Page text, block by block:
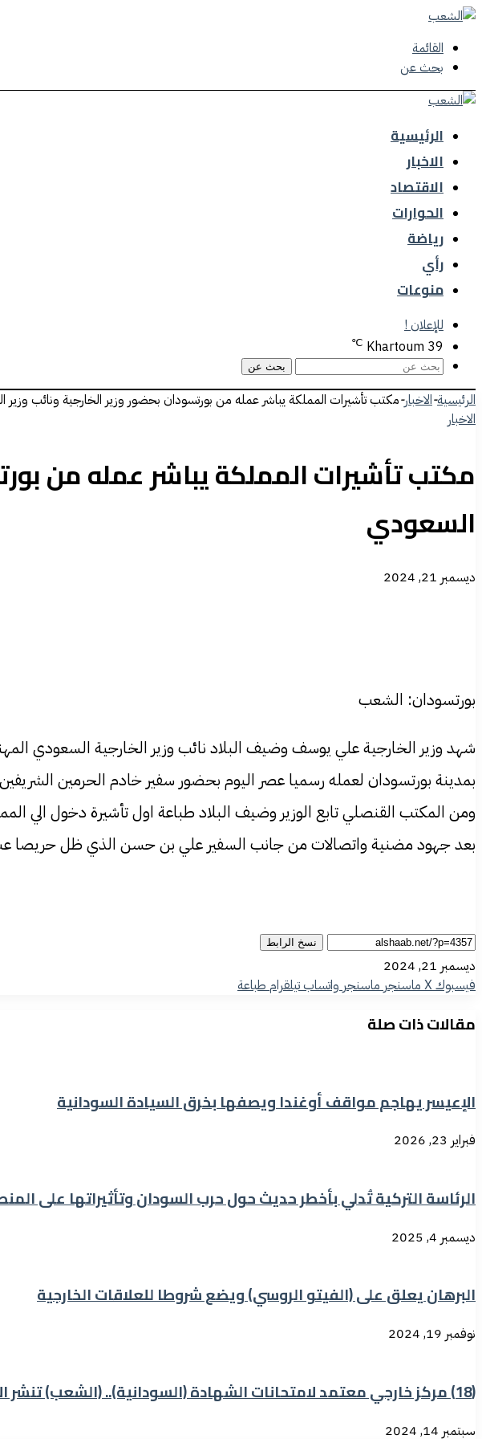
القائمة
بحث عن
الرئيسية
الاخبار
الاقتصاد
الحوارات
رياضة
رأي
منوعات
للإعلان !
Khartoum 39
℃
بحث عن
الرئيسية-الاخبار-مكتب تأشيرات المملكة يباشر عمله من بورتسودان بحضور وزير الخارجية ونائب وزير
الاخبار
مكتب تأشيرات المملكة يباشر عمله من
السعودي
ديسمبر 21, 2024
بورتسودان: الشعب
شهد وزير الخارجية علي يوسف وضيف البلاد نائب وزير الخارجية السعودي
بمدينة بورتسودان لعمله رسميا عصر اليوم بحضور سفير خادم الحرمين
ومن المكتب القنصلي تابع الوزير وضيف البلاد طباعة اول تأشيرة دخول الي
بعد جهود مضنية واتصالات من جانب السفير علي بن حسن الذي ظل حريصا
نسخ الرابط
ديسمبر 21, 2024
فيسبوك‫Xماسنجر ماسنجر واتسابتيلقرامطباعة
مقالات ذات صلة
الإعيسر يهاجم مواقف أوغندا ويصفها بخرق السيادة السودانية
فبراير 23, 2026
الرئاسة التركية تُدلي بأخطر حديث حول حرب السودان وتأثيراتها على
ديسمبر 4, 2025
البرهان يعلق على (الفيتو الروسي) ويضع شروطا للعلاقات الخارجية
نوفمبر 19, 2024
(18) مركز خارجي معتمد لامتحانات الشهادة (السودانية).. (الشعب) تنشر الاسماء
سبتمبر 14, 2024